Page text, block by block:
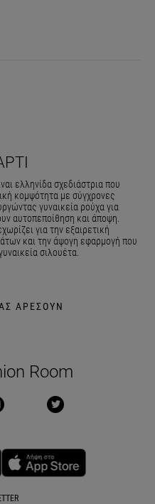
ελληνίδα σχεδιάστρια που
κομψότητα με σύγχρονες
γυναικεία ρούχα για
αυτοπεποίθηση και άποψη.
για την εξαιρετική
και την άψογη εφαρμογή που
σιλουέτα.
ΑΡΕΣΟΥΝ
Room